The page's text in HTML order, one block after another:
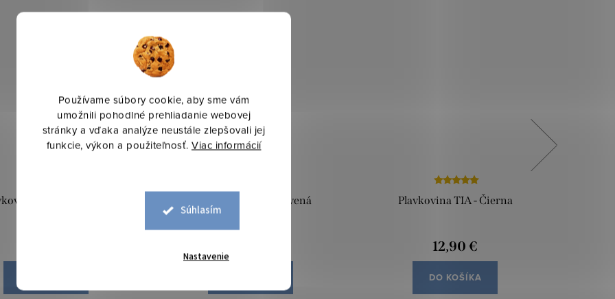
Používame súbory cookie, aby sme vám
umožnili pohodlné prehliadanie webovej
stránky a vďaka analýze neustále zlepšovali jej
funkcie, výkon a použiteľnosť. Viac informácií
Súhlasím
Nastavenie
SHINE - Čierna Plavkovina TIA - Červená Plavkovina TIA - Čierna
12,90 €
DO KOŠÍKA